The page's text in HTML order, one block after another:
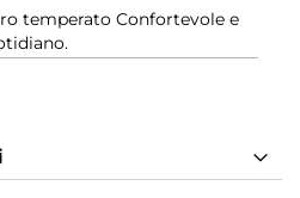
temperato Confortevole e